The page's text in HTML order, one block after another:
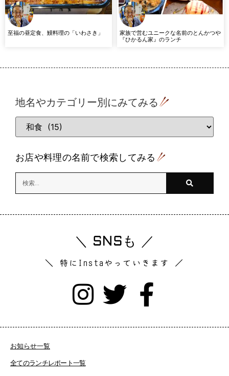
至福の昼定食、鰻料理の「いわさき」
家族で営むユニークな名前のとんかつや
『ひかるん家』のランチ
地名やカテゴリー別にみてみる
お店や料理の名前で検索してみる
＼ SNSも ／
＼ 特にInstaやっていきます ／
お知らせ一覧
全てのランチレポート一覧